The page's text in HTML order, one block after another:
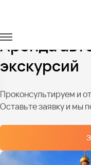
Аренда
экскурсий
Проконсультируем и
Оставьте заявку и мы